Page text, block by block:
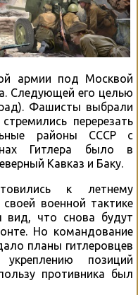
армии под Москвой
Следующей его целью
Фашисты выбрали
перерезать
районы СССР с
Гитлера было в
Кавказ и Баку.
к летнему
военной тактике
вид, что снова будут
Но командование
планы гитлеровцев
позиций
противника был